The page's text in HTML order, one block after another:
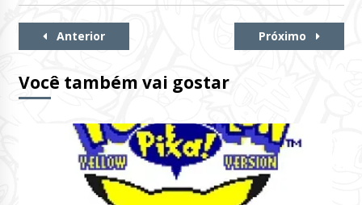
Continue
Anterior Próximo
Você também vai gostar